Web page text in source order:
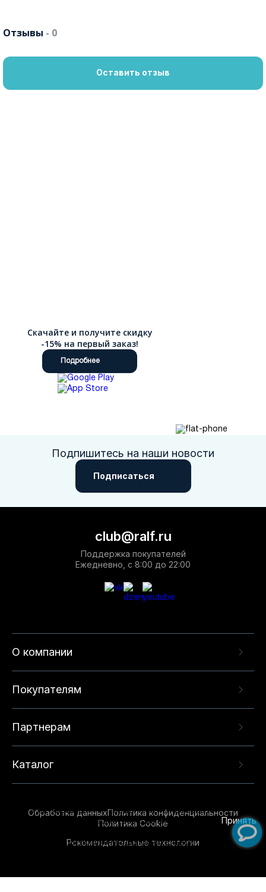
Отзывы - 0
Оставить отзыв
Скачайте и получите скидку
-15% на первый заказ!
Подробнее
Подпишитесь на наши новости
Подписаться
О компании
Покупателям
Партнерам
Каталог
club@ralf.ru
Поддержка покупателей
Ежедневно, с 8:00 до 22:00
Обработка данныхПолитика конфиденциальности
Политика Cookie
Рекомендательные технологии
опыта на нашем сайте. Продолжая использовать
данный сайт, вы соглашаетесь с использованием
технологий. Для получения дополнительной
Принять